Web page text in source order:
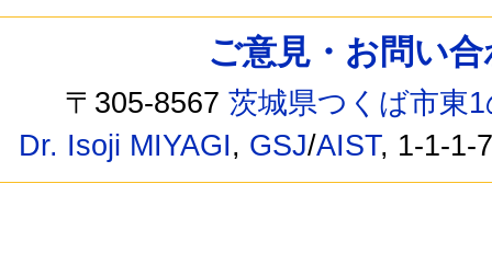
ご意見・お問い
〒305-8567茨城県つくば市東
Dr. Isoji MIYAGI, GSJ/AIST, 1-1-1-